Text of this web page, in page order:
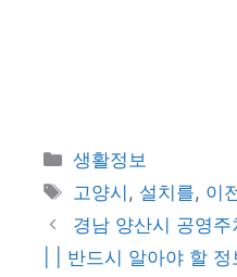
카
테
리
생활정보
태
그
고양시 , 설치를, 이
경남 양산시 공영
| | 반드시 알아야 할 정